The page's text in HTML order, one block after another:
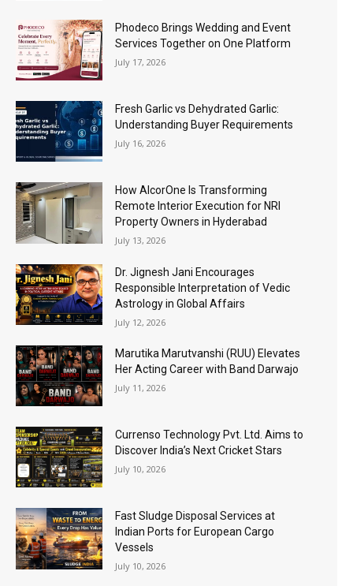
Phodeco Brings Wedding and Event
Services Together on One Platform
July 17, 2026
Fresh Garlic vs Dehydrated Garlic:
Understanding Buyer Requirements
July 16, 2026
How AlcorOne Is Transforming
Remote Interior Execution for NRI
Property Owners in Hyderabad
July 13, 2026
Dr. Jignesh Jani Encourages
Responsible Interpretation of Vedic
Astrology in Global Affairs
July 12, 2026
Marutika Marutvanshi (RUU) Elevates
Her Acting Career with Band Darwajo
July 11, 2026
Currenso Technology Pvt. Ltd. Aims to
Discover India’s Next Cricket Stars
July 10, 2026
Fast Sludge Disposal Services at
Indian Ports for European Cargo
Vessels
July 10, 2026